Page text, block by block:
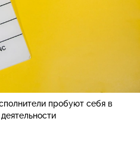
пробуют себя в